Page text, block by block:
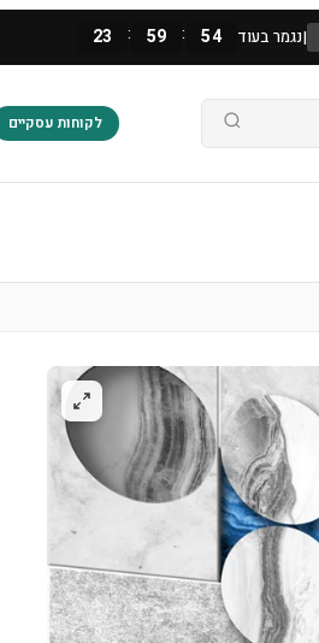
|נגמר בעוד 23 : 59 : 53
לקוחות עסקיים